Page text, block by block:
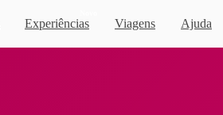
Experiências Viagens Ajuda